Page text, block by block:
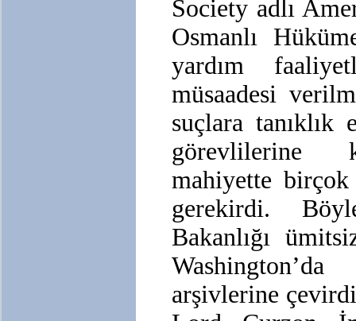
Society adlı
Osmanlı
yardım
müsaadesi
suçlara tanıklık
görevlilerine
mahiyette birçok
gerekirdi.
Bakanlığı
arşivlerine